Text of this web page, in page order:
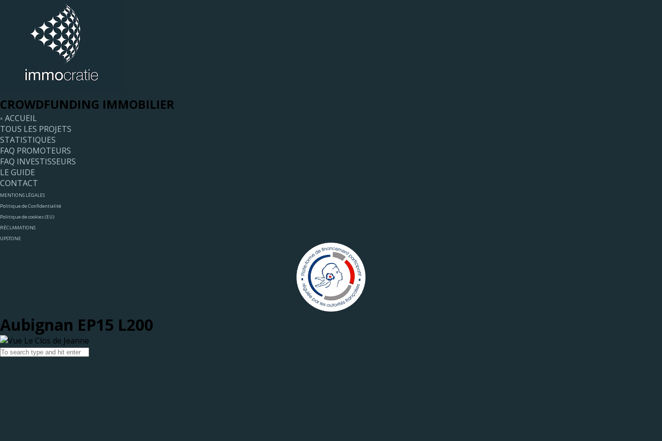
CROWDFUNDING IMMOBILIER
◦ ACCUEIL
TOUS LES PROJETS
STATISTIQUES
FAQ PROMOTEURS
FAQ INVESTISSEURS
LE GUIDE
CONTACT
MENTIONS LÉGALES
Politique de Confidentialité
Politique de cookies (EU)
RÉCLAMATIONS
UPSTONE
Aubignan EP15 L200